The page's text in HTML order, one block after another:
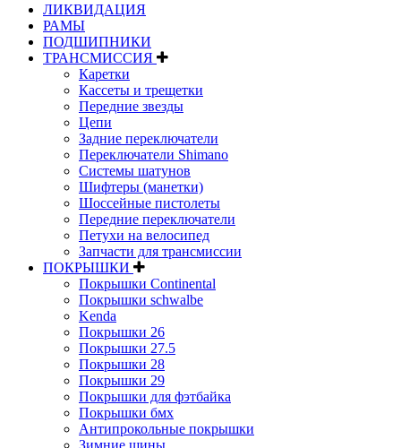
ЛИКВИДАЦИЯ
РАМЫ
ПОДШИПНИКИ
ТРАНСМИССИЯ
Каретки
Кассеты и трещетки
Передние звезды
Цепи
Задние переключатели
Переключатели Shimano
Системы шатунов
Шифтеры (манетки)
Шоссейные пистолеты
Передние переключатели
Петухи на велосипед
Запчасти для трансмиссии
ПОКРЫШКИ
Покрышки Continental
Покрышки schwalbe
Kenda
Покрышки 26
Покрышки 27.5
Покрышки 28
Покрышки 29
Покрышки для фэтбайка
Покрышки бмх
Антипрокольные покрышки
Зимние шины